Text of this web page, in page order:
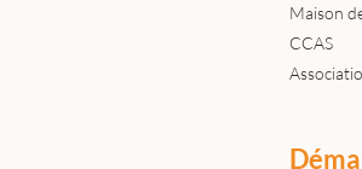
Maison
CCAS